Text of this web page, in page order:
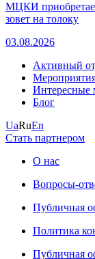
МЦКИ
зовет на толоку
03.08.2026
Активный
Интересные
Блог
UaRuEn
Стать партнером
О нас
Вопросы-
Публичная
Политика
Публичная